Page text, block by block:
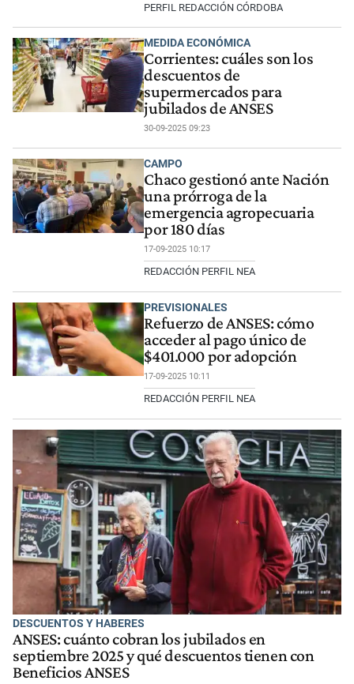
PERFIL REDACCIÓN CÓRDOBA
MEDIDA ECONÓMICA
Corrientes: cuáles son los
descuentos de
supermercados para
jubilados de ANSES
30-09-2025 09:23
CAMPO
Chaco gestionó ante Nación
una prórroga de la
emergencia agropecuaria
por 180 días
17-09-2025 10:17
REDACCIÓN PERFIL NEA
PREVISIONALES
Refuerzo de ANSES: cómo
acceder al pago único de
$401.000 por adopción
17-09-2025 10:11
REDACCIÓN PERFIL NEA
DESCUENTOS Y HABERES
ANSES: cuánto cobran los jubilados en
septiembre 2025 y qué descuentos tienen con
Beneficios ANSES